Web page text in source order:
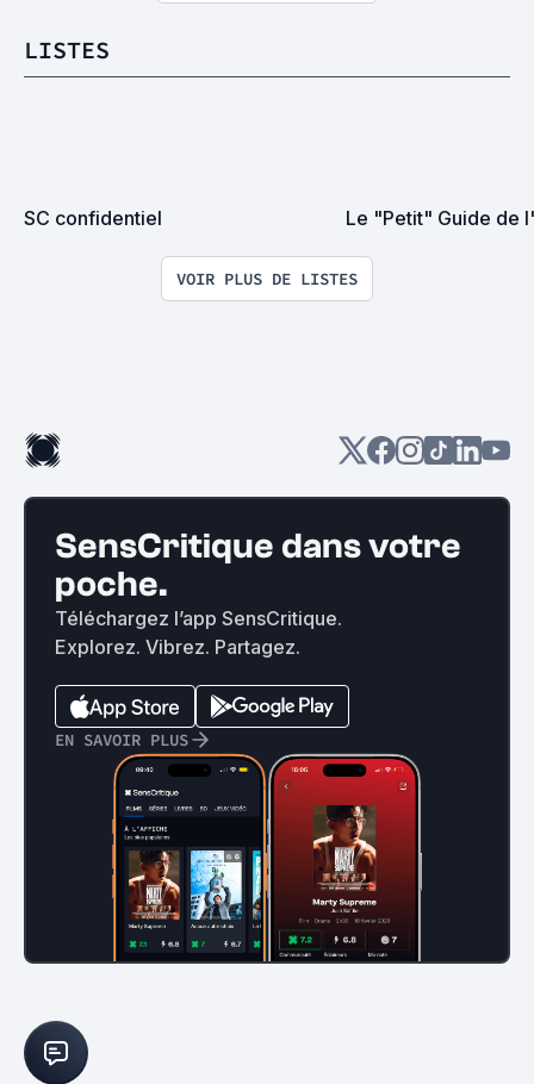
LISTES
SC confidentiel Le "Petit" Guide de
VOIR PLUS DE LISTES
SensCritique dans votre
poche.
Téléchargez l’app SensCritique.
Explorez. Vibrez. Partagez.
EN SAVOIR PLUS